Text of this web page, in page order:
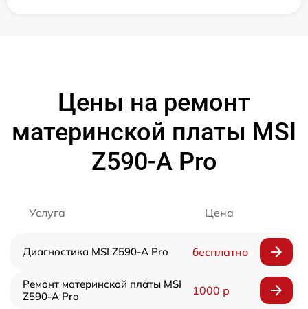
Цены на ремонт
материнской платы MSI
Z590-A Pro
Услуга Цена
Диагностика MSI Z590-A Pro бесплатно
Ремонт материнской платы MSI
Z590-A Pro
1000 р